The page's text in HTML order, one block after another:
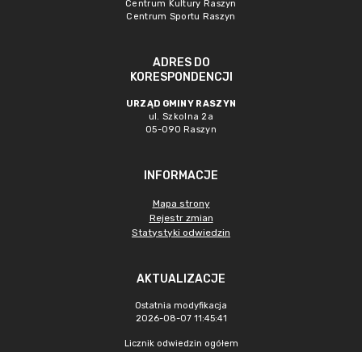
Centrum Kultury Raszyn
Centrum Sportu Raszyn
ADRES DO
KORESPONDENCJI
URZĄD GMINY RASZYN
ul. Szkolna 2a
05-090 Raszyn
INFORMACJE
Mapa strony
Rejestr zmian
Statystyki odwiedzin
AKTUALIZACJE
Ostatnia modyfikacja
2026-08-07 11:45:41
Licznik odwiedzin ogółem